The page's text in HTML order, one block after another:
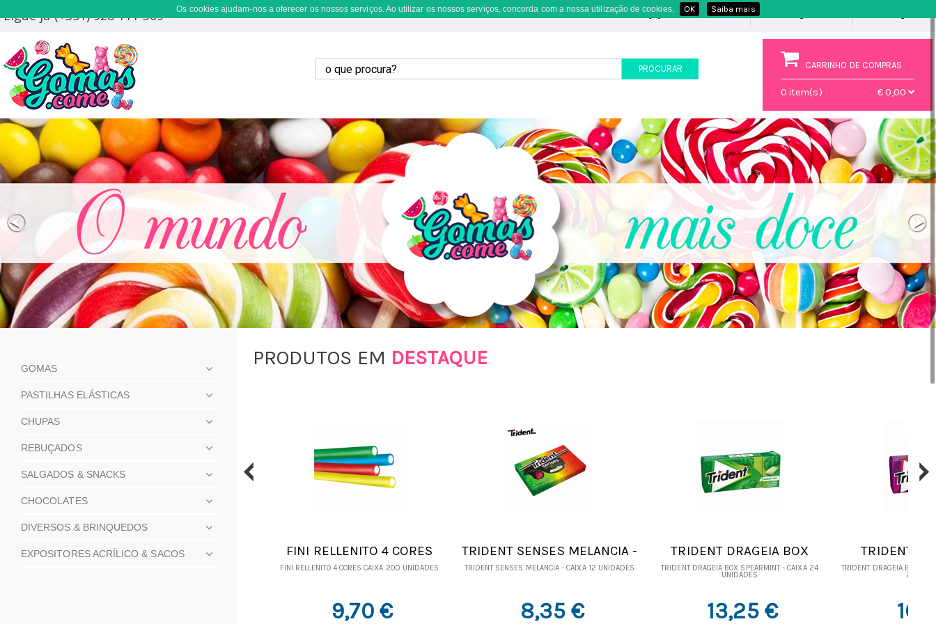
Ligue já (+351) 928 111 309 Favoritos (0)
PROCURAR CARRINHO DE COMPRAS
0 item(s) € 0,00
GOMAS
PASTILHAS ELÁSTICAS
CHUPAS
REBUÇADOS
SALGADOS & SNACKS
CHOCOLATES
DIVERSOS & BRINQUEDOS
EXPOSITORES ACRÍLICO & SACOS
PRODUTOS EM DESTAQUE
FINI RELLENITO 4 CORES
CAIXA 200 UNIDADES
FINI RELLENITO 4 CORES CAIXA 200 UNIDADES
9,70 €
TRIDENT SENSES MELANCIA -
CAIXA 12 UNIDADES
TRIDENT SENSES MELANCIA - CAIXA 12 UNIDADES
8,35 €
TRIDENT DRAGEIA BOX
SPEARMINT - CAIXA 24
TRIDENT DRAGEIA BOX SPEARMINT - CAIXA 24
UNIDADES
13,25 €
TRIDENT
FRUTOS
TRIDENT DRAGEIA BOX
24
Os cookies ajudam-nos a oferecer os nossos serviços. Ao utilizar os nossos serviços, concorda com a nossa utilização de cookies. OK Saiba mais